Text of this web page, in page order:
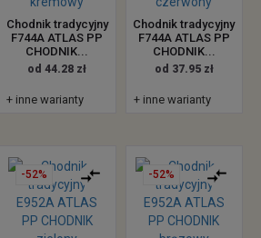
Chodnik tradycyjny
F744A ATLAS PP
CHODNIK...
od 44.28 zł
+ inne warianty
Chodnik tradycyjny
F744A ATLAS PP
CHODNIK...
od 37.95 zł
+ inne warianty
-52% -52%